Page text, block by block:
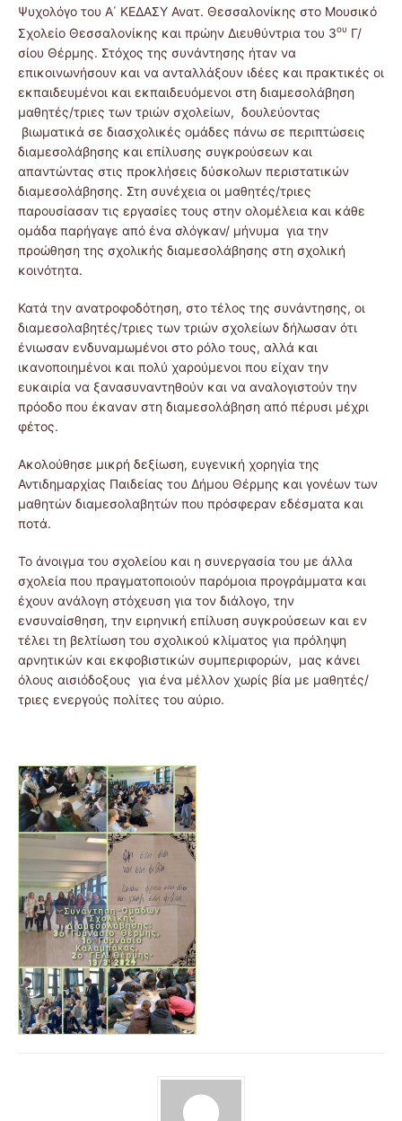
Ψυχολόγο του Α΄ ΚΕΔΑΣΥ Ανατ. Θεσσαλονίκης στο Μουσικό
Σχολείο Θεσσαλονίκης και πρώην Διευθύντρια του 3ου Γ/
σίου Θέρμης. Στόχος της συνάντησης ήταν να
επικοινωνήσουν και να ανταλλάξουν ιδέες και πρακτικές οι
εκπαιδευμένοι και εκπαιδευόμενοι στη διαμεσολάβηση
μαθητές/τριες των τριών σχολείων, δουλεύοντας
βιωματικά σε διασχολικές ομάδες πάνω σε περιπτώσεις
διαμεσολάβησης και επίλυσης συγκρούσεων και
απαντώντας στις προκλήσεις δύσκολων περιστατικών
διαμεσολάβησης. Στη συνέχεια οι μαθητές/τριες
παρουσίασαν τις εργασίες τους στην ολομέλεια και κάθε
ομάδα παρήγαγε από ένα σλόγκαν/ μήνυμα για την
προώθηση της σχολικής διαμεσολάβησης στη σχολική
κοινότητα.
Κατά την ανατροφοδότηση, στο τέλος της συνάντησης, οι
διαμεσολαβητές/τριες των τριών σχολείων δήλωσαν ότι
ένιωσαν ενδυναμωμένοι στο ρόλο τους, αλλά και
ικανοποιημένοι και πολύ χαρούμενοι που είχαν την
ευκαιρία να ξανασυναντηθούν και να αναλογιστούν την
πρόοδο που έκαναν στη διαμεσολάβηση από πέρυσι μέχρι
φέτος.
Ακολούθησε μικρή δεξίωση, ευγενική χορηγία της
Αντιδημαρχίας Παιδείας του Δήμου Θέρμης και γονέων των
μαθητών διαμεσολαβητών που πρόσφεραν εδέσματα και
ποτά.
Το άνοιγμα του σχολείου και η συνεργασία του με άλλα
σχολεία που πραγματοποιούν παρόμοια προγράμματα και
έχουν ανάλογη στόχευση για τον διάλογο, την
ενσυναίσθηση, την ειρηνική επίλυση συγκρούσεων και εν
τέλει τη βελτίωση του σχολικού κλίματος για πρόληψη
αρνητικών και εκφοβιστικών συμπεριφορών, μας κάνει
όλους αισιόδοξους για ένα μέλλον χωρίς βία με μαθητές/
τριες ενεργούς πολίτες του αύριο.